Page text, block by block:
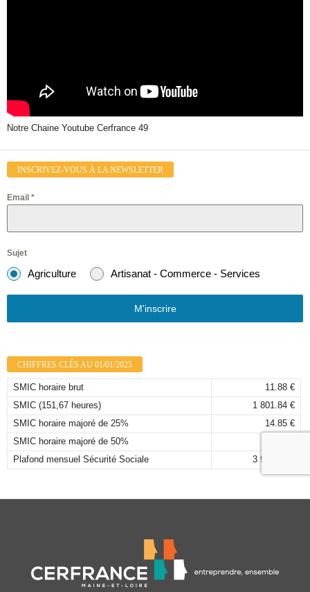
Notre Chaine Youtube Cerfrance 49
INSCRIVEZ-VOUS À LA NEWSLETTER
Email *
Sujet
Agriculture Artisanat - Commerce - Services
M'inscrire
CHIFFRES CLÉS AU 01/01/2025
SMIC horaire brut
11.88 €
SMIC (151,67 heures)
1 801.84 €
SMIC horaire majoré de 25%
14.85 €
SMIC horaire majoré de 50%
Plafond mensuel Sécurité Sociale
3 925,00 €